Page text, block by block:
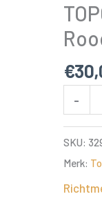
€
-
klein
voor
SKU:
Merk: